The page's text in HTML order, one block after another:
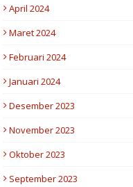
April 2024
Maret 2024
Februari 2024
Januari 2024
Desember 2023
November 2023
Oktober 2023
September 2023